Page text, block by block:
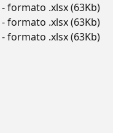
- formato .xlsx (63Kb)
- formato .xlsx (63Kb)
- formato .xlsx (63Kb)